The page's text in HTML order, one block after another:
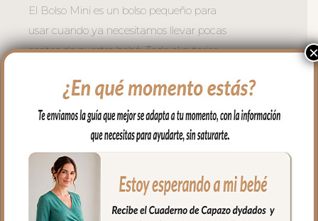
El Bolso Mini es un bolso pequeño para
usar cuando ya necesitamos llevar pocas
cositas de nuestro bebé. Todo el exterior
bordados en todo el delantero. Puedes
lavar a mano o en lavadora, siempre
agua fría, jabones no abrasivos y secado
al natural. Recuerda quitar el culete
rígido antes de lavar.
Se sujeta al carrito mediante asas con
broches de presión ocultos.
×